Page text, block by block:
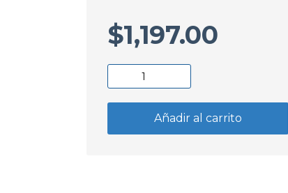
$1,197.00
Semioptica
Fiat
-
Añadir al carrito